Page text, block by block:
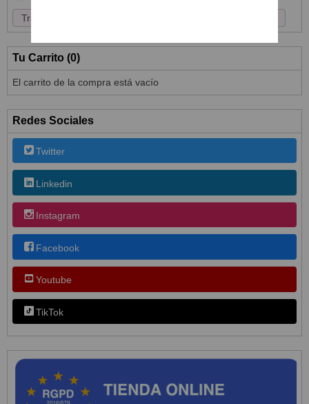
Tu Carrito (0)
El carrito de la compra está vacío
Redes Sociales
Twitter
Linkedin
Instagram
Facebook
Youtube
TikTok